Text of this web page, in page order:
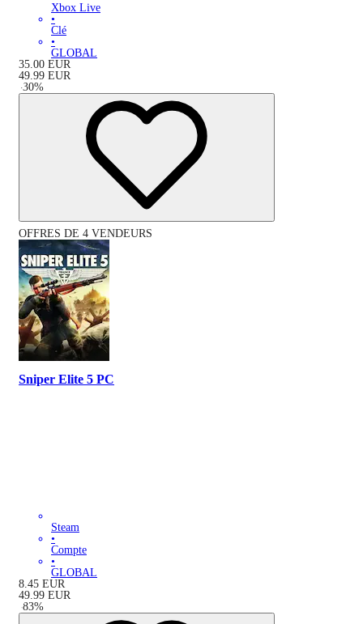
Xbox Live
•
Clé
•
GLOBAL
35.00 EUR
49.99 EUR
-30%
OFFRES DE 4 VENDEURS
Sniper Elite 5 PC
Steam
•
Compte
•
GLOBAL
8.45 EUR
49.99 EUR
-83%